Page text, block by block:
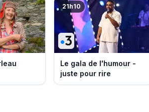
21h10
Le gala de l'humour -
juste pour rire